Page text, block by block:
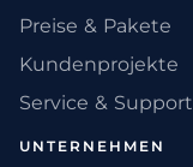
Preise & Pakete
Kundenprojekte
Service & Support
UNTERNEHMEN